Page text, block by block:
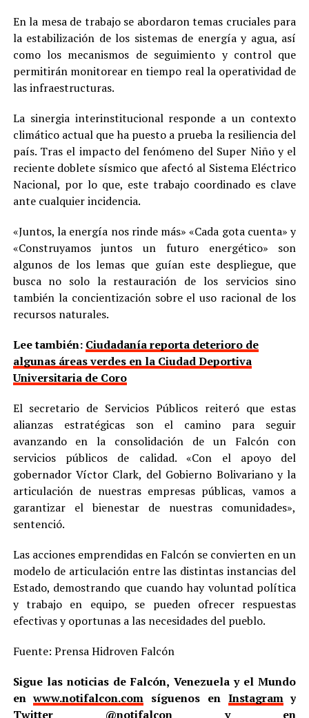
En la mesa de trabajo se abordaron temas cruciales para
la estabilización de los sistemas de energía y agua, así
como los mecanismos de seguimiento y control que
permitirán monitorear en tiempo real la operatividad de
las infraestructuras.
La sinergia interinstitucional responde a un contexto
climático actual que ha puesto a prueba la resiliencia del
país. Tras el impacto del fenómeno del Super Niño y el
reciente doblete sísmico que afectó al Sistema Eléctrico
Nacional, por lo que, este trabajo coordinado es clave
ante cualquier incidencia.
«Juntos, la energía nos rinde más» «Cada gota cuenta» y
«Construyamos juntos un futuro energético» son
algunos de los lemas que guían este despliegue, que
busca no solo la restauración de los servicios sino
también la concientización sobre el uso racional de los
recursos naturales.
Lee también: Ciudadanía reporta deterioro de
algunas áreas verdes en la Ciudad Deportiva
Universitaria de Coro
El secretario de Servicios Públicos reiteró que estas
alianzas estratégicas son el camino para seguir
avanzando en la consolidación de un Falcón con
servicios públicos de calidad. «Con el apoyo del
gobernador Víctor Clark, del Gobierno Bolivariano y la
articulación de nuestras empresas públicas, vamos a
garantizar el bienestar de nuestras comunidades»,
sentenció.
Las acciones emprendidas en Falcón se convierten en un
modelo de articulación entre las distintas instancias del
Estado, demostrando que cuando hay voluntad política
y trabajo en equipo, se pueden ofrecer respuestas
efectivas y oportunas a las necesidades del pueblo.
Fuente: Prensa Hidroven Falcón
Sigue las noticias de Falcón, Venezuela y el Mundo
enwww.notifalcon.com síguenos en Instagramy
Twitter @notifalcon y en